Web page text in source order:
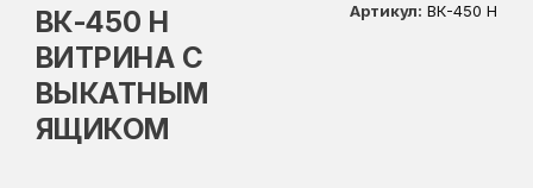
ВК-450 Н
ВИТРИНА С
ВЫКАТНЫМ
ЯЩИКОМ
Артикул: ВК-450 Н